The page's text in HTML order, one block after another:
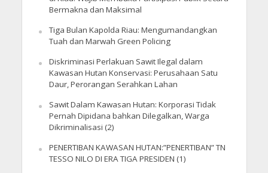
Bermakna dan Maksimal
Tiga Bulan Kapolda Riau: Mengumandangkan
Tuah dan Marwah Green Policing
Diskriminasi Perlakuan Sawit Ilegal dalam
Kawasan Hutan Konservasi: Perusahaan Satu
Daur, Perorangan Serahkan Lahan
Sawit Dalam Kawasan Hutan: Korporasi Tidak
Pernah Dipidana bahkan Dilegalkan, Warga
Dikriminalisasi (2)
PENERTIBAN KAWASAN HUTAN:”PENERTIBAN” TN
TESSO NILO DI ERA TIGA PRESIDEN (1)